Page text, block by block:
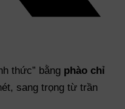
thức” bằng phào chỉ
sang trọng từ trần